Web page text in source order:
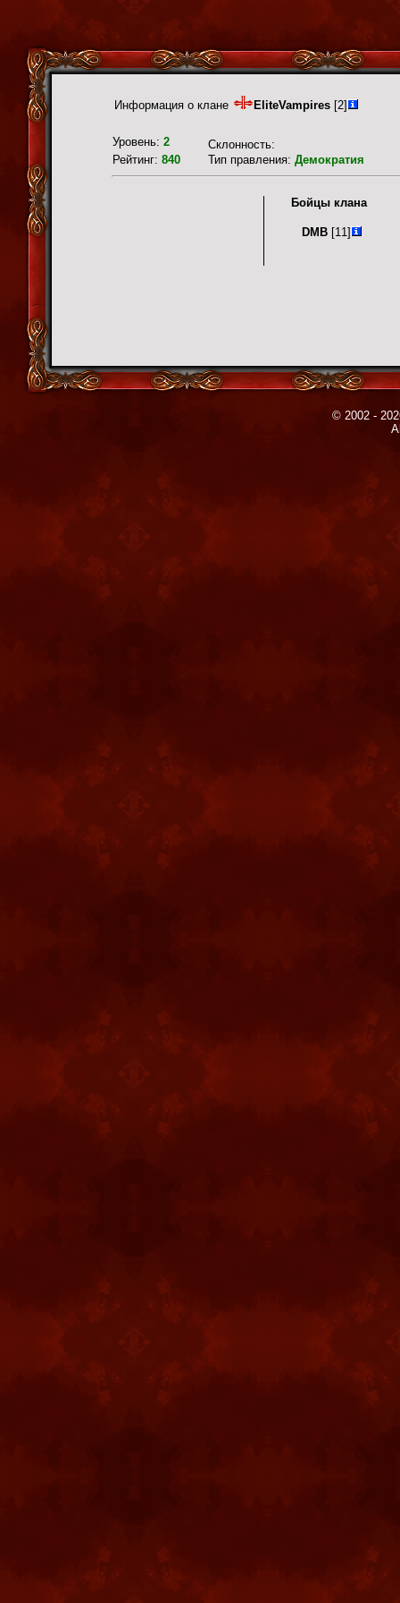
Информация о клане EliteVampires [2]
Уровень: 2
Склонность:
Рейтинг: 840 Тип правления: Демократия
Бойцы клана
DMB [11]
© 2002 -